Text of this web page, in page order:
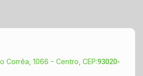
Corrêa, 1066 - Centro, CEP:93020-